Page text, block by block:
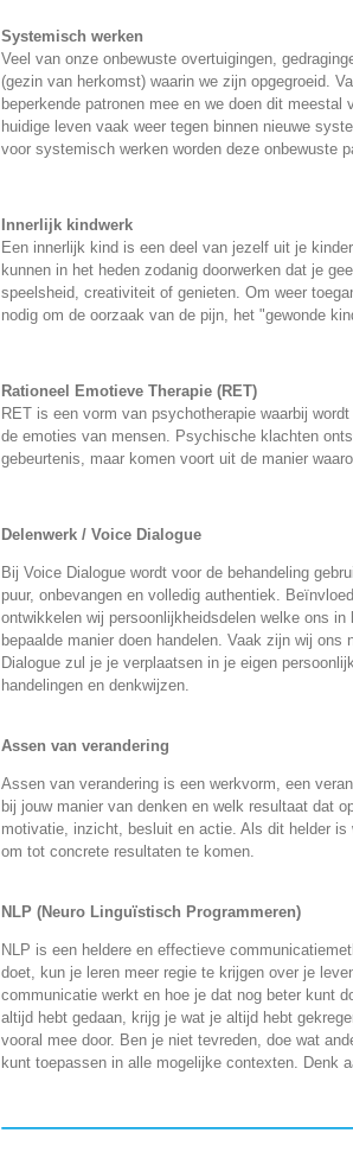
Systemisch werken
Veel van onze onbewuste overtuigingen,
(gezin van herkomst) waarin we zijn opgegroeid.
beperkende patronen mee en we doen dit
huidige leven vaak weer tegen binnen nieuwe
voor systemisch werken worden deze onbewuste
Innerlijk kindwerk
Een innerlijk kind is een deel van jezelf uit je
kunnen in het heden zodanig doorwerken dat je
speelsheid, creativiteit of genieten. Om weer
nodig om de oorzaak van de pijn, het "gewonde
Rationeel Emotieve Therapie (RET)
RET is een vorm van psychotherapie waarbij
de emoties van mensen. Psychische klachten
gebeurtenis, maar komen voort uit de manier
Delenwerk / Voice Dialogue
Bij Voice Dialogue wordt voor de behandeling
puur, onbevangen en volledig authentiek.
ontwikkelen wij persoonlijkheidsdelen welke ons
bepaalde manier doen handelen. Vaak zijn wij
Dialogue zul je je verplaatsen in je eigen
handelingen en denkwijzen.
Assen van verandering
Assen van verandering is een werkvorm, een
bij jouw manier van denken en welk resultaat dat
motivatie, inzicht, besluit en actie. Als dit helder
om tot concrete resultaten te komen.
NLP (Neuro Linguïstisch Programmeren)
NLP is een heldere en effectieve
doet, kun je leren meer regie te krijgen over je
communicatie werkt en hoe je dat nog beter kunt
altijd hebt gedaan, krijg je wat je altijd hebt
vooral mee door. Ben je niet tevreden, doe wat
kunt toepassen in alle mogelijke contexten. Denk